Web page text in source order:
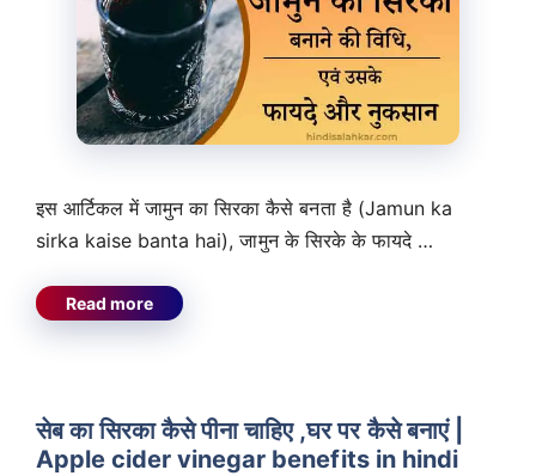
इस आर्टिकल में जामुन का सिरका कैसे बनता है (Jamun ka
sirka kaise banta hai), जामुन के सिरके के फायदे …
Read more
सेब का सिरका कैसे पीना चाहिए ,घर पर कैसे बनाएं |
Apple cider vinegar benefits in hindi